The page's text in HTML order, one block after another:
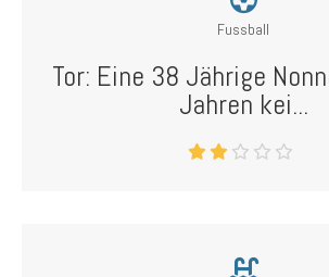
Fussball
Tor: Eine 38 Jährige
Jahren kei...